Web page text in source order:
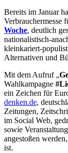
Bereits im Januar
Verbrauchermesse
Woche, deutlich
nationalistisch-
kleinkariert-
Alternativen und
Mit dem Aufruf „
Wahlkampagne
ein Zeichen für
denken.de,
Zeitungen,
im Social Web,
sowie
angestoßen
ist.